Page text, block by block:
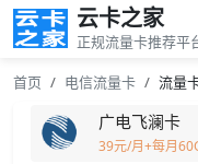
云卡之家
正规流量卡推荐平
首页 电信流量卡 流量
广电飞澜卡
39元/月+每月